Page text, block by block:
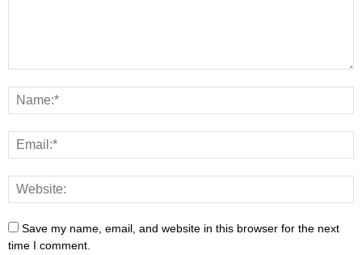
Save my name, email, and website in this browser for the next
time I comment.